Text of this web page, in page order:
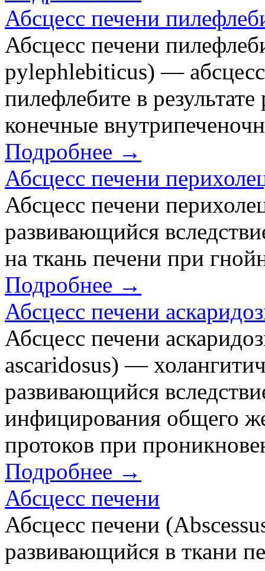
Абсцесс печени
Абсцесс печени
pylephlebiticus) —
пилефлебите в
конечные
Подробнее →
Абсцесс печени
Абсцесс печени
развивающийся
на ткань печени при
Подробнее →
Абсцесс печени
Абсцесс печени
ascaridosus) —
развивающийся
инфицирования общего
протоков при
Подробнее →
Абсцесс печени
Абсцесс печени
развивающийся в ткани